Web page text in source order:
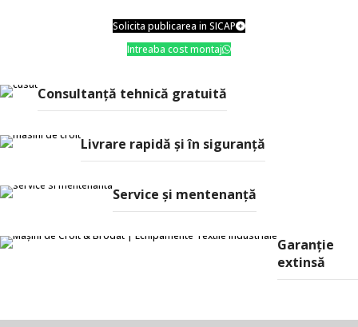
Solicita publicarea in SICAP
Intreaba cost montaj
Consultanţă tehnică gratuită
Livrare rapidă şi în siguranţă
Service și mentenanță
Garanție
extinsă